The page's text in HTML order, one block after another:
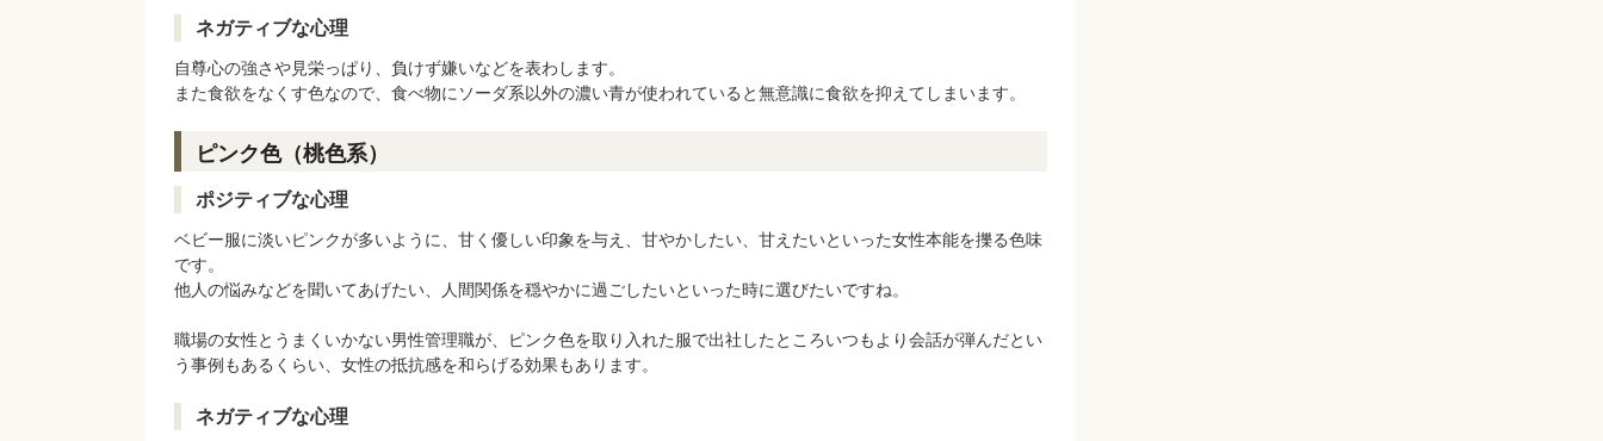
ネガティブな心理
自尊心の強さや見栄っぱり、負けず嫌いなどを表わします。
また食欲をなくす色なので、食べ物にソーダ系以外の濃い青が使われていると無意識に食欲を抑えてしまいます。
ピンク色（桃色系）
ポジティブな心理
ベビー服に淡いピンクが多いように、甘く優しい印象を与え、甘やかしたい、甘えたいといった女性本能を擽る色味
です。
他人の悩みなどを聞いてあげたい、人間関係を穏やかに過ごしたいといった時に選びたいですね。
職場の女性とうまくいかない男性管理職が、ピンク色を取り入れた服で出社したところいつもより会話が弾んだとい
う事例もあるくらい、女性の抵抗感を和らげる効果もあります。
ネガティブな心理